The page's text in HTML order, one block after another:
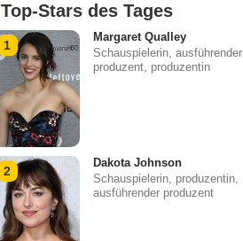
Top-Stars des Tages
1
Margaret Qualley
Schauspielerin, ausführender
produzent, produzentin
2
Dakota Johnson
Schauspielerin, produzentin,
ausführender produzent